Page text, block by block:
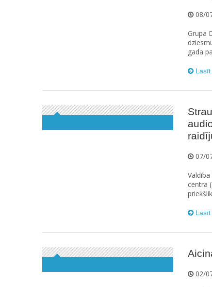
08/
Grupa
gada
Lasīt
07/
centra
Lasīt
02/